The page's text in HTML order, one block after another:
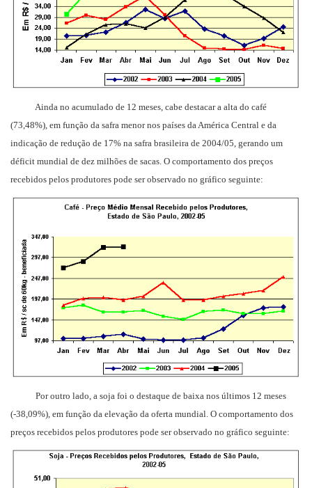
Ainda no acumulado de 12 meses, cabe destacar a alta do café
(73,48%), em função da safra menor nos países da América Central e da
indicação de redução de 17% na safra brasileira de 2004/05, gerando um
déficit mundial de dez milhões de sacas. O comportamento dos preços
recebidos pelos produtores pode ser observado no gráfico seguinte:
Por outro lado, a soja foi o destaque de baixa nos últimos 12 meses
(-38,09%), em função da elevação da oferta mundial. O comportamento dos
preços recebidos pelos produtores pode ser observado no gráfico seguinte: